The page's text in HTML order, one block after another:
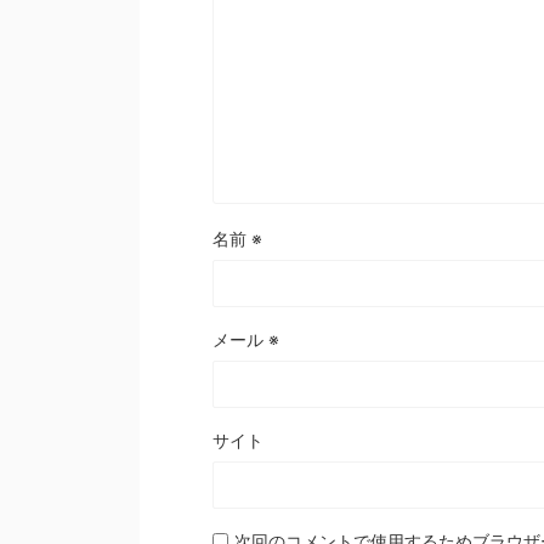
名前 ※
メール ※
サイト